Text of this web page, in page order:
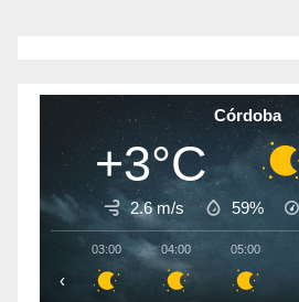
Córdoba
+3°C
2.6 m/s 59%
03:00 04:00 05:00
‹